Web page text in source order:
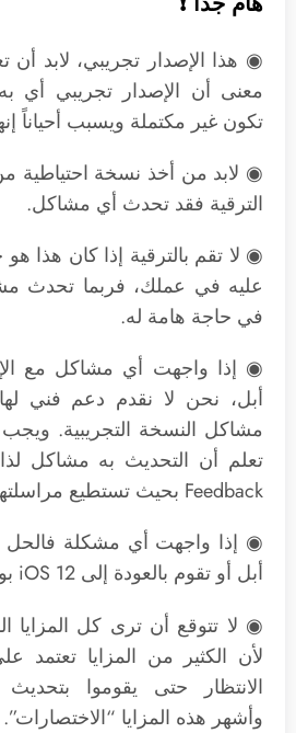
◉ هذا الإصدار تجريبي، لابد أن
معنى أن الإصدار تجريبي أي
تكون غير مكتملة ويسبب أحياناً
◉ لابد من أخذ نسخة احتياطية
الترقية فقد تحدث أي مشاكل.
◉ لا تقم بالترقية إذا كان هذا
عليه في عملك، فربما تحدث
في حاجة هامة له.
◉ إذا واجهت أي مشاكل مع
أبل، نحن لا نقدم دعم فني
مشاكل النسخة التجريبية.
تعلم أن التحديث به مشاكل
Feedback بحيث تستطيع مراسلتها.
◉ إذا واجهت أي مشكلة فالحل
أبل أو تقوم بالعودة إلى iOS 12 بواسطة الآي تيونز
◉ لا تتوقع أن ترى كل المزايا
لأن الكثير من المزايا تعتمد
الانتظار حتى يقوموا بتحديث
وأشهر هذه المزايا “الاختصارات”.